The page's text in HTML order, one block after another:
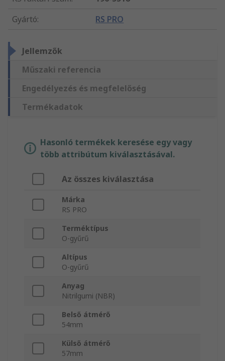
Gyártó: RS PRO
Jellemzők
Műszaki referencia
Engedélyezés és megfelelőség
Termékadatok
Hasonló termékek keresése egy vagy
több attribútum kiválasztásával.
Az összes kiválasztása
Márka
RS PRO
Terméktípus
O-gyűrű
Altípus
O-gyűrű
Anyag
Nitrilgumi (NBR)
Belső átmérő
54mm
Külső átmérő
57mm